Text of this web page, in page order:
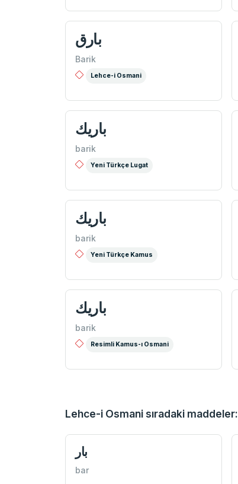
بارق
Barik
Lehce-i Osmani
باریك
barik
Yeni Türkçe Lugat
باريك
barik
Yeni Türkçe Kamus
باریك
barik
Resimli Kamus-ı Osmani
Lehce-i Osmani sıradaki maddeler:
بار
bar